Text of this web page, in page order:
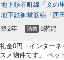
地下鉄谷町線 「 文の
地下鉄御堂筋線 「 西
築2年 階数 8階建
金0円・インター
メ物件です。 ペッ